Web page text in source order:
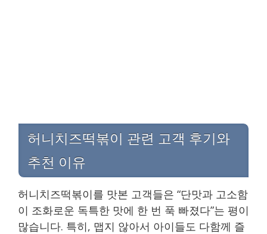
허니치즈떡볶이 관련 고객 후기와
추천 이유
허니치즈떡볶이를 맛본 고객들은 “단맛과 고소함
이 조화로운 독특한 맛에 한 번 푹 빠졌다”는 평이
많습니다. 특히, 맵지 않아서 아이들도 다함께 즐